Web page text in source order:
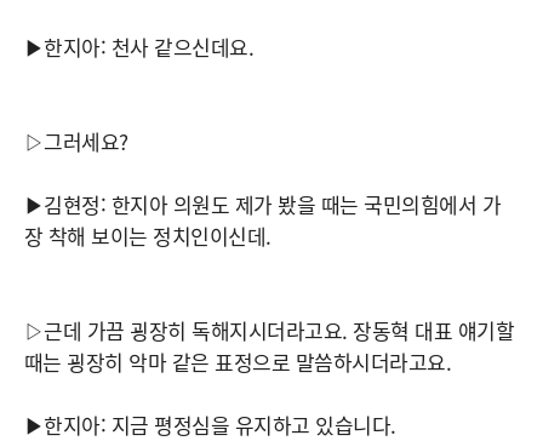
▶한지아: 천사 같으신데요.
▷그러세요?
▶김현정: 한지아 의원도 제가 봤을 때는 국민의힘에서 가
장 착해 보이는 정치인이신데.
▷근데 가끔 굉장히 독해지시더라고요. 장동혁 대표 얘기할
때는 굉장히 악마 같은 표정으로 말씀하시더라고요.
▶한지아: 지금 평정심을 유지하고 있습니다.